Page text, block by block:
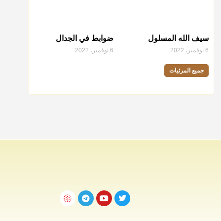
سيف الله المسلول
6 نوفمبر، 2022
ضوابط في الجدال
6 نوفمبر، 2022
جميع المرئيات